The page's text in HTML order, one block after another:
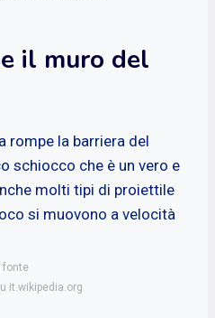
il muro del
rompe la barriera del
schiocco che è un vero e
molti tipi di proiettile
si muovono a velocità
fonte
it.wikipedia.org